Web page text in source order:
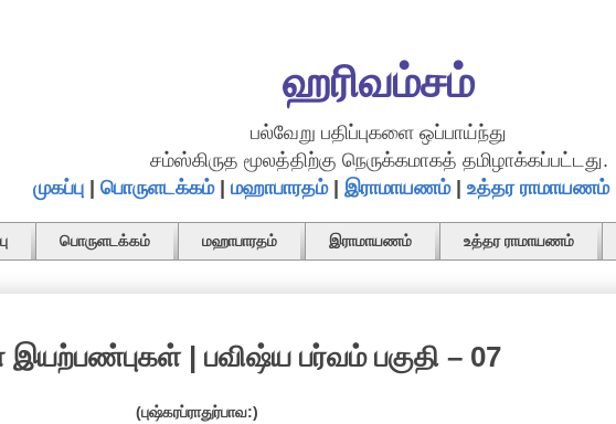
ஹரிவம்சம்
பல்வேறு பதிப்புகளை ஒப்பாய்ந்து
சம்ஸ்கிருத மூலத்திற்கு நெருக்கமாகத் தமிழாக்கப்பட்டது.
முகப்பு
பொருளடக்கம்| மஹாபாரதம்| இராமாயணம்| உத்தர ராமாயணம்|
பொருளடக்கம் மஹாபாரதம் இராமாயணம் உத்தர ராமாயணம்
இயற்பண்புகள் | பவிஷ்ய பர்வம் பகுதி – 07
(புஷ்கரப்ராதுர்பாவ:)